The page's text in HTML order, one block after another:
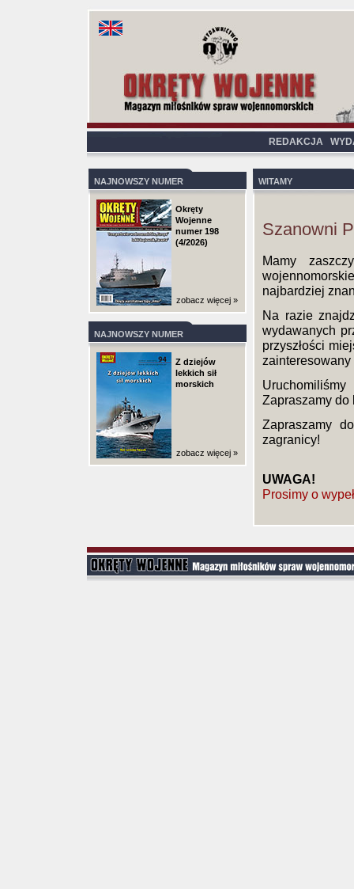
REDAKCJA
NAJNOWSZY NUMER
Okręty
Wojenne
numer 198
(4/2026)
zobacz więcej »
NAJNOWSZY NUMER
Z dziejów
lekkich sił
morskich
zobacz więcej »
WITAMY
Szanowni
Mamy
najbardziej
Na razie
wydawanych
przyszłości
Zapraszamy do
Zapraszamy
zagranicy!
UWAGA!
Prosimy o